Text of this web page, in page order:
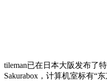
tileman已在日本大阪发布了
Sakurabox，计算机室标有“